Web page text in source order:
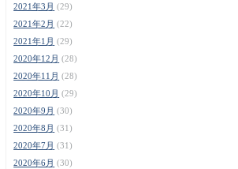
2021年3月 (29)
2021年2月 (22)
2021年1月 (29)
2020年12月 (28)
2020年11月 (28)
2020年10月 (29)
2020年9月 (30)
2020年8月 (31)
2020年7月 (31)
2020年6月 (30)